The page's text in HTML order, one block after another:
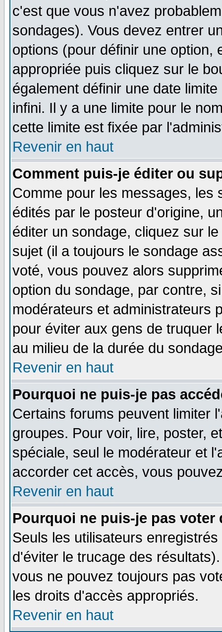
c'est que vous n'avez
sondages). Vous devez entrer
options (pour définir une option,
appropriée puis cliquez sur le
également définir une date
infini. Il y a une limite pour le
cette limite est fixée par
Revenir en haut
Comment puis-je éditer ou
Comme pour les messages, les
édités par le posteur d'origine,
éditer un sondage, cliquez sur
sujet (il a toujours le sondage
voté, vous pouvez alors
option du sondage, par contre,
modérateurs et administrateurs
pour éviter aux gens de truquer
au milieu de la durée du
Revenir en haut
Pourquoi ne puis-je pas
Certains forums peuvent limiter
groupes. Pour voir, lire, poster,
spéciale, seul le modérateur et
accorder cet accès, vous
Revenir en haut
Pourquoi ne puis-je pas voter
Seuls les utilisateurs
d'éviter le trucage des
vous ne pouvez toujours pas
les droits d'accès appropriés.
Revenir en haut